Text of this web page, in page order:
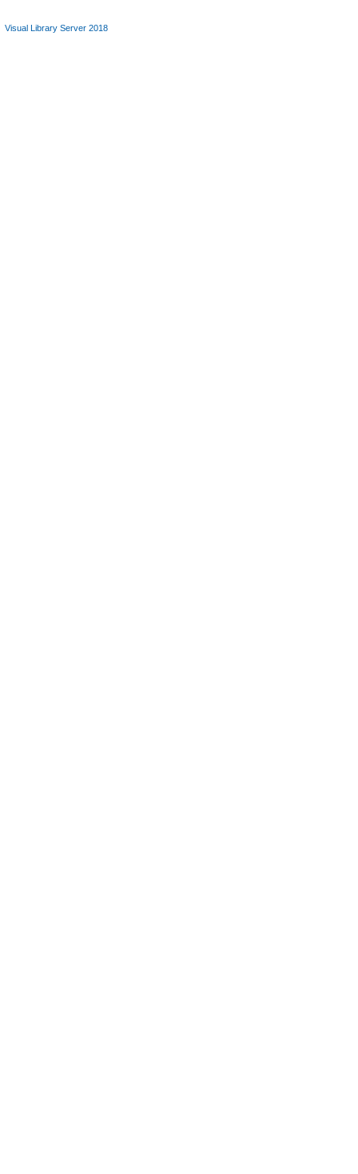
Visual Library Server 2018